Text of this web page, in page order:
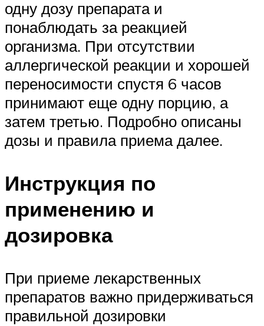
одну дозу препарата и
понаблюдать за реакцией
организма. При отсутствии
аллергической реакции и хорошей
переносимости спустя 6 часов
принимают еще одну порцию, а
затем третью. Подробно описаны
дозы и правила приема далее.
Инструкция по
применению и
дозировка
При приеме лекарственных
препаратов важно придерживаться
правильной дозировки